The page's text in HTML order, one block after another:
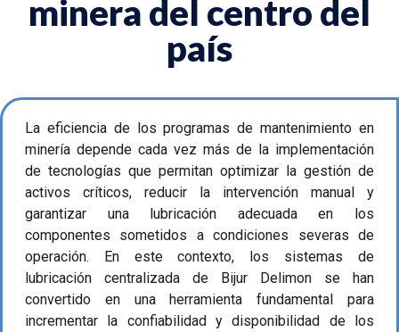
minera del centro del
país
La eficiencia de los programas de mantenimiento en
minería depende cada vez más de la implementación
de tecnologías que permitan optimizar la gestión de
activos críticos, reducir la intervención manual y
garantizar una lubricación adecuada en los
componentes sometidos a condiciones severas de
operación. En este contexto, los sistemas de
lubricación centralizada de Bijur Delimon se han
convertido en una herramienta fundamental para
incrementar la confiabilidad y disponibilidad de los